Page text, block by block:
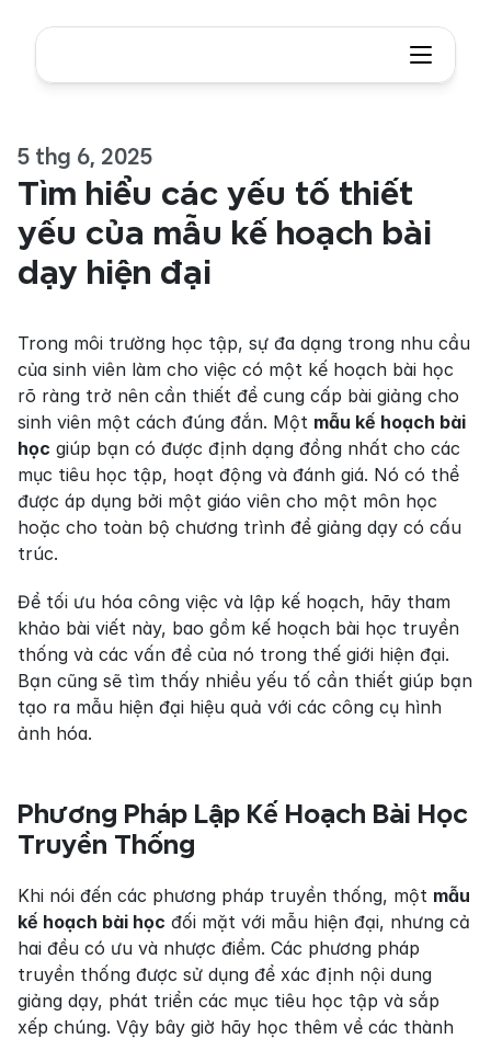
5 thg 6, 2025
Tìm hiểu các yếu tố thiết
yếu của mẫu kế hoạch bài
dạy hiện đại
Trong môi trường học tập, sự đa dạng trong nhu cầu
của sinh viên làm cho việc có một kế hoạch bài học
rõ ràng trở nên cần thiết để cung cấp bài giảng cho
sinh viên một cách đúng đắn. Một mẫu kế hoạch bài
học giúp bạn có được định dạng đồng nhất cho các
mục tiêu học tập, hoạt động và đánh giá. Nó có thể
được áp dụng bởi một giáo viên cho một môn học
hoặc cho toàn bộ chương trình để giảng dạy có cấu
trúc.
Để tối ưu hóa công việc và lập kế hoạch, hãy tham
khảo bài viết này, bao gồm kế hoạch bài học truyền
thống và các vấn đề của nó trong thế giới hiện đại.
Bạn cũng sẽ tìm thấy nhiều yếu tố cần thiết giúp bạn
tạo ra mẫu hiện đại hiệu quả với các công cụ hình
ảnh hóa.
Phương Pháp Lập Kế Hoạch Bài Học
Truyền Thống
Khi nói đến các phương pháp truyền thống, một mẫu
kế hoạch bài học đối mặt với mẫu hiện đại, nhưng cả
hai đều có ưu và nhược điểm. Các phương pháp
truyền thống được sử dụng để xác định nội dung
giảng dạy, phát triển các mục tiêu học tập và sắp
xếp chúng. Vậy bây giờ hãy học thêm về các thành